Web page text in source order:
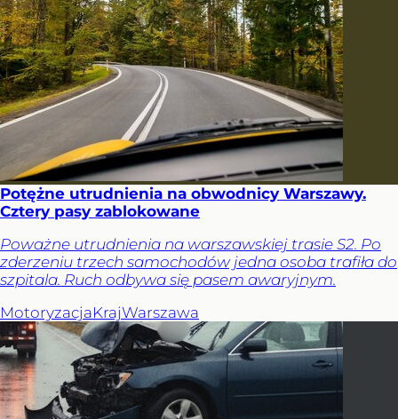
Potężne utrudnienia na obwodnicy Warszawy.
Cztery pasy zablokowane
Poważne utrudnienia na warszawskiej trasie S2. Po
zderzeniu trzech samochodów jedna osoba trafiła do
szpitala. Ruch odbywa się pasem awaryjnym.
MotoryzacjaKrajWarszawa